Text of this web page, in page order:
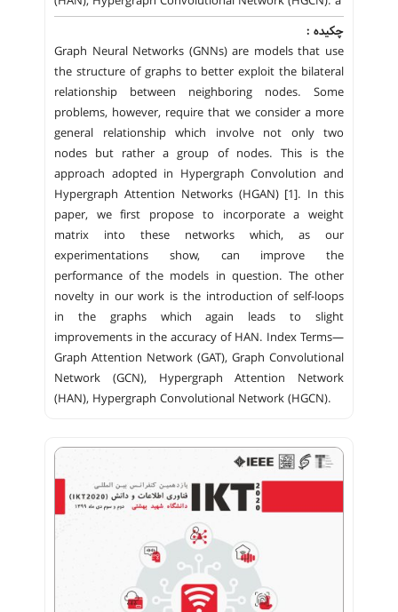
چکیده :
Graph Neural Networks (GNNs) are models that use
the structure of graphs to better exploit the bilateral
relationship between neighboring nodes. Some
problems, however, require that we consider a more
general relationship which involve not only two
nodes but rather a group of nodes. This is the
approach adopted in Hypergraph Convolution and
Hypergraph Attention Networks (HGAN) [1]. In this
paper, we first propose to incorporate a weight
matrix into these networks which, as our
experimentations show, can improve the
performance of the models in question. The other
novelty in our work is the introduction of self-loops
in the graphs which again leads to slight
improvements in the accuracy of HAN. Index Terms—
Graph Attention Network (GAT), Graph Convolutional
Network (GCN), Hypergraph Attention Network
(HAN), Hypergraph Convolutional Network (HGCN).